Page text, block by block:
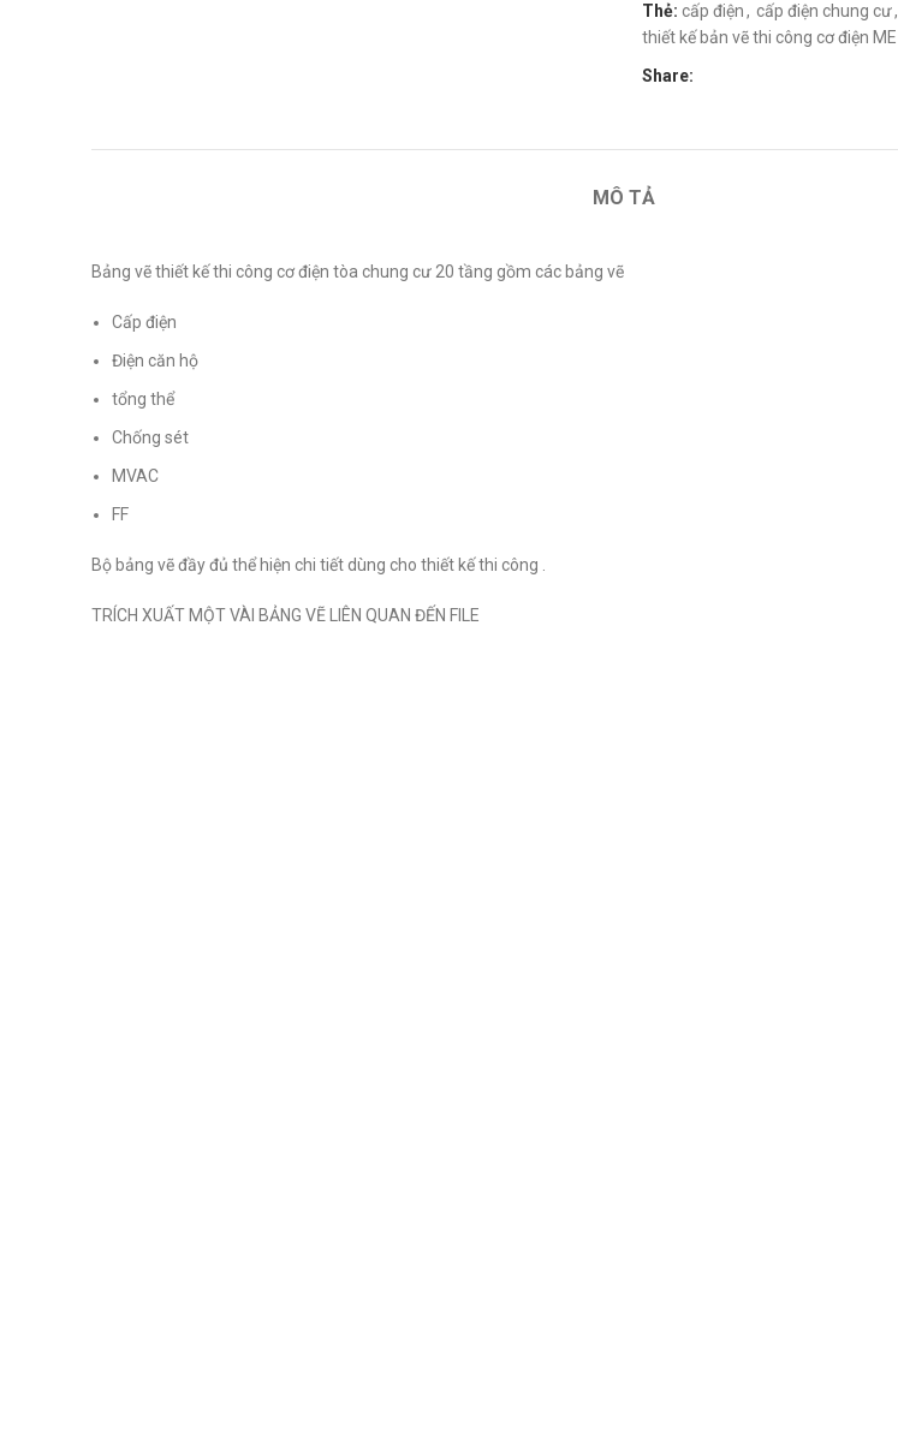
Thẻ: cấp điện , cấp điện chung cư,
thiết kế bản vẽ thi công cơ điện ME
Share:
MÔ TẢ
Bảng vẽ thiết kế thi công cơ điện tòa chung cư 20 tầng gồm các bảng vẽ
Cấp điện
Điện căn hộ
tổng thể
Chống sét
MVAC
FF
Bộ bảng vẽ đầy đủ thể hiện chi tiết dùng cho thiết kế thi công .
TRÍCH XUẤT MỘT VÀI BẢNG VẼ LIÊN QUAN ĐẾN FILE